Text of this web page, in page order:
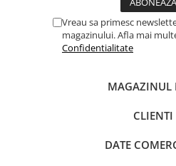
Vreau sa primesc
magazinului. Afla mai
Confidentialitate
MAGAZINUL
CLIENTI
DATE